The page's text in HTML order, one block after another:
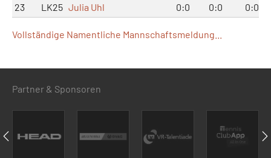
23 LK25 Julia Uhl 0:0 0:0 0:0
Vollständige Namentliche Mannschaftsmeldung...
Partner & Sponsoren